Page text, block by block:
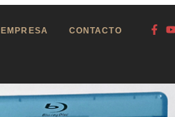
EMPRESA CONTACTO